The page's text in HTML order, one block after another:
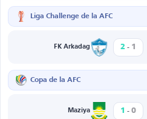
Liga Challenge de la AFC
FK Arkadag 2 - 1
Copa de la AFC
Maziya 1 - 0